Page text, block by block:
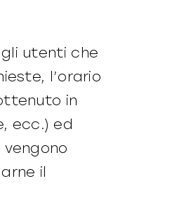
utenti che
l’orario
in
ecc.) ed
il